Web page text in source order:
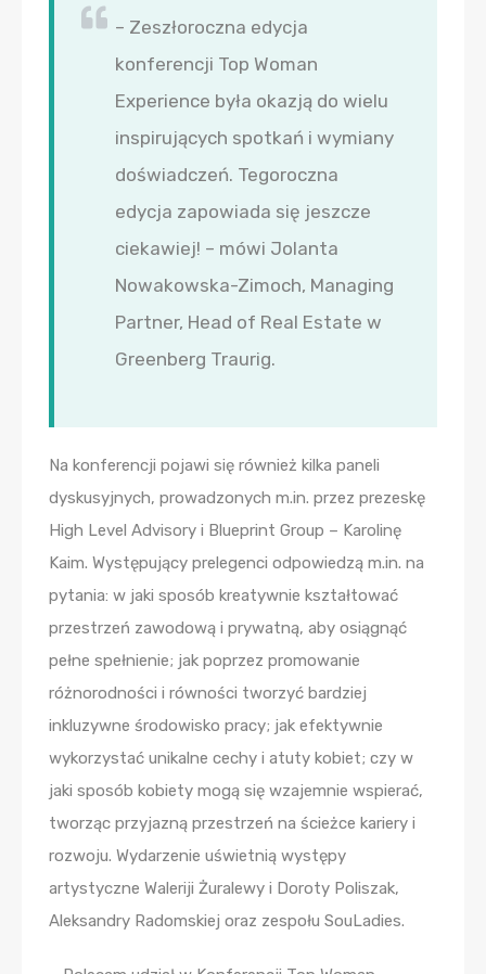
– Zeszłoroczna edycja
konferencji Top Woman
Experience była okazją do wielu
inspirujących spotkań i wymiany
doświadczeń. Tegoroczna
edycja zapowiada się jeszcze
ciekawiej! – mówi Jolanta
Nowakowska-Zimoch, Managing
Partner, Head of Real Estate w
Greenberg Traurig.
Na konferencji pojawi się również kilka paneli
dyskusyjnych, prowadzonych m.in. przez prezeskę
High Level Advisory i Blueprint Group – Karolinę
Kaim. Występujący prelegenci odpowiedzą m.in. na
pytania: w jaki sposób kreatywnie kształtować
przestrzeń zawodową i prywatną, aby osiągnąć
pełne spełnienie; jak poprzez promowanie
różnorodności i równości tworzyć bardziej
inkluzywne środowisko pracy; jak efektywnie
wykorzystać unikalne cechy i atuty kobiet; czy w
jaki sposób kobiety mogą się wzajemnie wspierać,
tworząc przyjazną przestrzeń na ścieżce kariery i
rozwoju. Wydarzenie uświetnią występy
artystyczne Waleriji Żuralewy i Doroty Poliszak,
Aleksandry Radomskiej oraz zespołu SouLadies.